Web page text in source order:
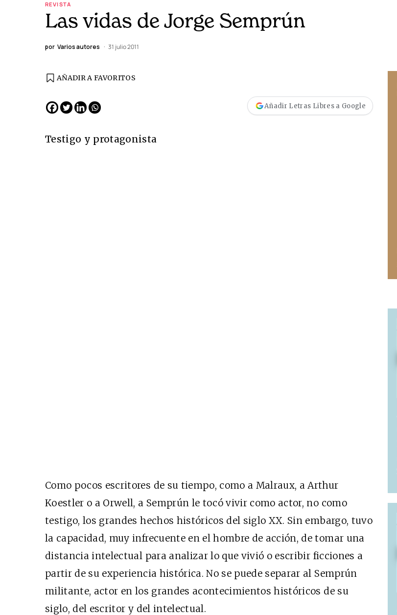
REVISTA
Las vidas de Jorge Semprún
por Varios autores 31 julio 2011
AÑADIR A FAVORITOS
Añadir Letras Libres a Google
Testigo y protagonista
Como pocos escritores de su tiempo, como a Malraux, a Arthur
Koestler o a Orwell, a Semprún le tocó vivir como actor, no como
testigo, los grandes hechos históricos del siglo XX. Sin embargo, tuvo
la capacidad, muy infrecuente en el hombre de acción, de tomar una
distancia intelectual para analizar lo que vivió o escribir ficciones a
partir de su experiencia histórica. No se puede separar al Semprún
militante, actor en los grandes acontecimientos históricos de su
siglo, del escritor y del intelectual.